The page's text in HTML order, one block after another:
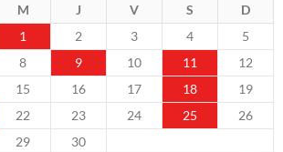
M J V S
D
1
2 3 4
5
8 9 10 11
12
15 16 17 18
19
22 23 24 25
26
29
30